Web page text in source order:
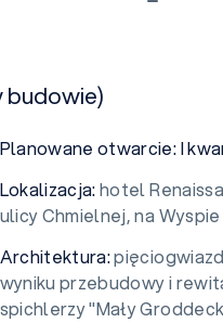
budowie)
Planowane otwarcie: I
Lokalizacja:hotel
ulicy Chmielnej, na
Architektura:
wyniku przebudowy i
spichlerzy "Mały